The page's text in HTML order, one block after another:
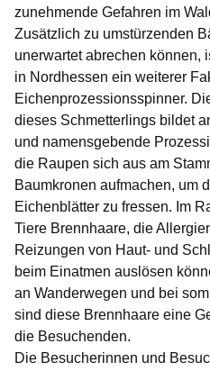
zunehmende Gefahren im
Zusätzlich zu umstürzenden
unerwartet abrechen können,
in Nordhessen ein weiterer
Eichenprozessionsspinner.
dieses Schmetterlings bildet
und namensgebende
die Raupen sich aus am
Baumkronen aufmachen, um
Eichenblätter zu fressen. Im
Tiere Brennhaare, die
Reizungen von Haut- und
beim Einatmen auslösen
an Wanderwegen und bei
sind diese Brennhaare eine
die Besuchenden.
Die Besucherinnen und